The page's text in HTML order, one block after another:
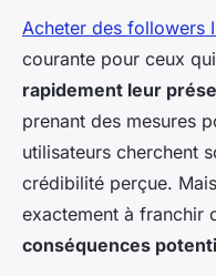
Acheter des followers
courante pour ceux
rapidement leur
prenant des mesures
utilisateurs cherchent
crédibilité perçue.
exactement à franchir
conséquences